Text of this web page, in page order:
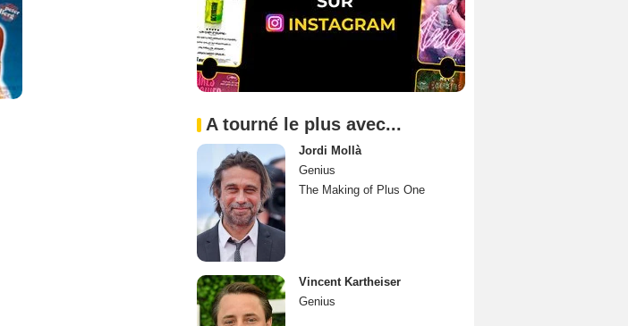
A tourné le plus avec...
Jordi Mollà
Genius
The Making of Plus One
Vincent Kartheiser
Genius